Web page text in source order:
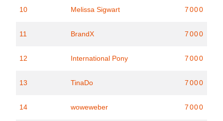
10 Melissa Sigwart 7000
11 BrandX 7000
12 International Pony 7000
13 TinaDo 7000
14 woweweber 7000